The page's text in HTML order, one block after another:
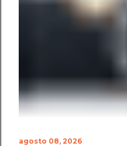
agosto 08, 2026